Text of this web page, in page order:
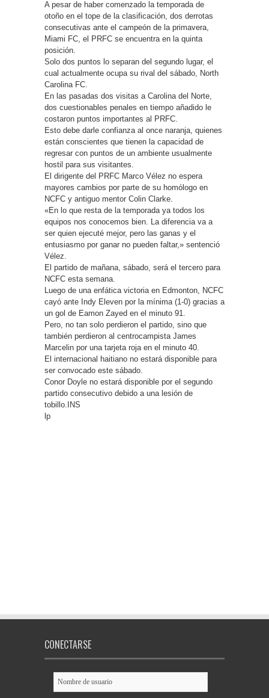
A pesar de haber comenzado la temporada de
otoño en el tope de la clasificación, dos derrotas
consecutivas ante el campeón de la primavera,
Miami FC, el PRFC se encuentra en la quinta
posición.
Solo dos puntos lo separan del segundo lugar, el
cual actualmente ocupa su rival del sábado, North
Carolina FC.
En las pasadas dos visitas a Carolina del Norte,
dos cuestionables penales en tiempo añadido le
costaron puntos importantes al PRFC.
Esto debe darle confianza al once naranja, quienes
están conscientes que tienen la capacidad de
regresar con puntos de un ambiente usualmente
hostil para sus visitantes.
El dirigente del PRFC Marco Vélez no espera
mayores cambios por parte de su homólogo en
NCFC y antiguo mentor Colin Clarke.
«En lo que resta de la temporada ya todos los
equipos nos conocemos bien. La diferencia va a
ser quien ejecuté mejor, pero las ganas y el
entusiasmo por ganar no pueden faltar,» sentenció
Vélez.
El partido de mañana, sábado, será el tercero para
NCFC esta semana.
Luego de una enfática victoria en Edmonton, NCFC
cayó ante Indy Eleven por la mínima (1-0) gracias a
un gol de Eamon Zayed en el minuto 91.
Pero, no tan solo perdieron el partido, sino que
también perdieron al centrocampista James
Marcelin por una tarjeta roja en el minuto 40.
El internacional haitiano no estará disponible para
ser convocado este sábado.
Conor Doyle no estará disponible por el segundo
partido consecutivo debido a una lesión de
tobillo.INS
lp
CONECTARSE